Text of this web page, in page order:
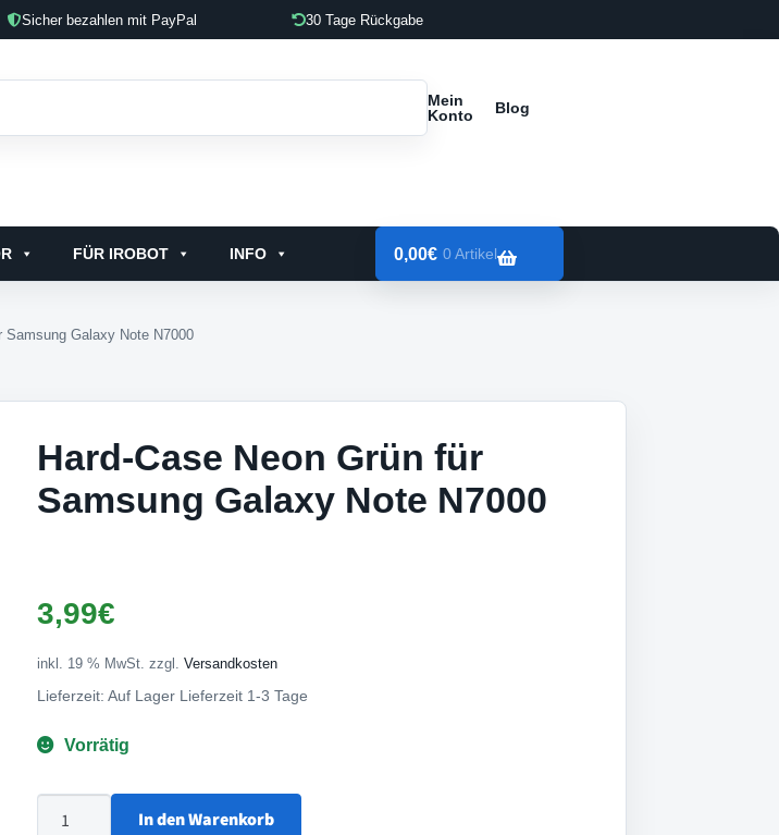
Sicher bezahlen mit PayPal 30 Tage Rückgabe
Mein
Konto
Blog
FÜR IROBOT INFO 0,00€ 0 Artikel
Samsung Galaxy Note N7000
Hard-Case Neon Grün für
Samsung Galaxy Note N7000
3,99€
inkl. 19 % MwSt. zzgl.Versandkosten
Lieferzeit:Auf Lager Lieferzeit 1-3 Tage
Vorrätig
In den Warenkorb